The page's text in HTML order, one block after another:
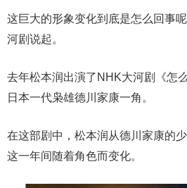
这巨大的形象变化到底是怎么回事
河剧说起。
去年松本润出演了NHK大河剧《怎
日本一代枭雄德川家康一角。
在这部剧中，松本润从德川家康的
这一年间随着角色而变化。